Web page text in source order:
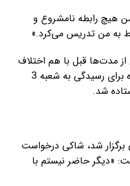
هیچ رابطه نامشروع و
به من تدریس می‌کرد.»
مدت‌ها قبل با هم اختلاف
داشتند. با تکمیل تحقیقات، پرونده برای رسیدگی به شعبه 3
شد.
شد، شاکی درخواست
«دیگر حاضر نیستم با